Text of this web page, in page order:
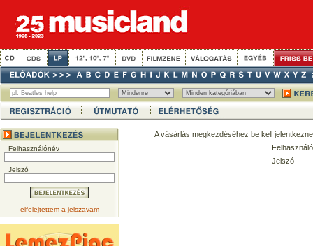
Felhasználónév
Jelszó
elfelejtettem a jelszavam
A vásárlás megkezdéséhez be kell
Jelszó